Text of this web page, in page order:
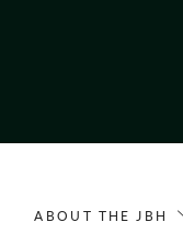
ABOUT THE JBH